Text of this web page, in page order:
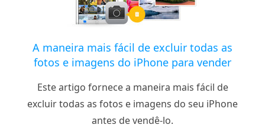
A maneira mais fácil de excluir todas as
fotos e imagens do iPhone para vender
Este artigo fornece a maneira mais fácil de
excluir todas as fotos e imagens do seu iPhone
antes de vendê-lo.